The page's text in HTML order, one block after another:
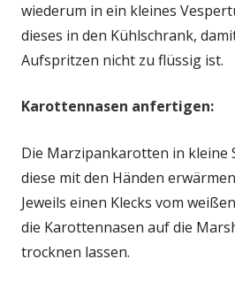
wiederum in ein kleines
dieses in den Kühlschrank,
Aufspritzen nicht zu flüssig ist.
Karottennasen anfertigen:
Die Marzipankarotten in kleine
diese mit den Händen
Jeweils einen Klecks vom
die Karottennasen auf die
trocknen lassen.